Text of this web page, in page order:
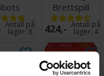
Antall på
lager:8
Brettspill
424,- Antall på
lager:4